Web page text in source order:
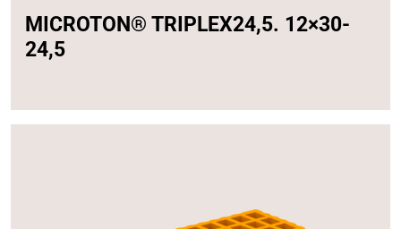
MICROTON® TRIPLEX24,5. 12×30-
24,5